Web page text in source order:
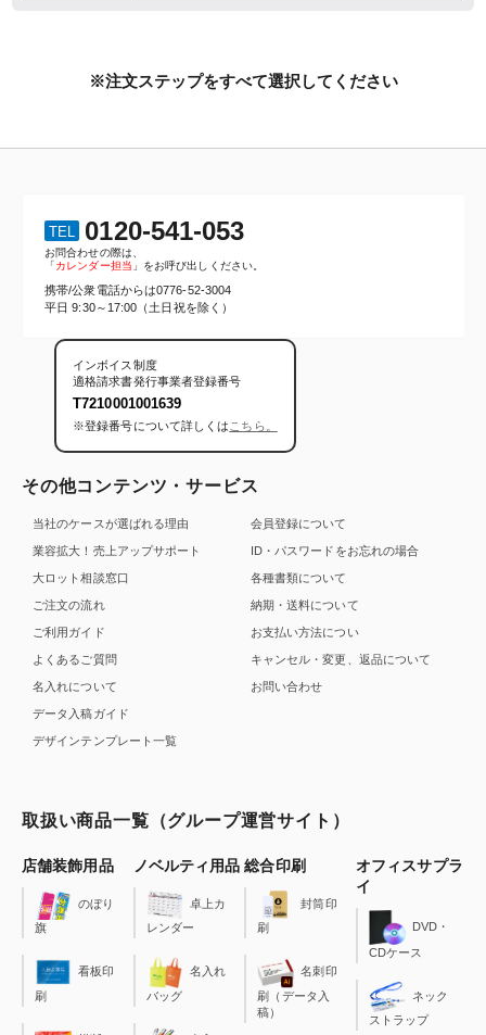
※注文ステップをすべて選択してください
TEL 0120-541-053
お問合わせの際は、
「カレンダー担当 」をお呼び出しください。
携帯/公衆電話からは0776-52-3004
平日 9:30～17:00（土日祝を除く）
インボイス制度
適格請求書発行事業者登録番号
T7210001001639
※登録番号について詳しくは こちら。
その他コンテンツ・サービス
当社のケースが選ばれる理由
業容拡大！売上アップサポート
大ロット相談窓口
ご注文の流れ
ご利用ガイド
よくあるご質問
名入れについて
データ入稿ガイド
デザインテンプレート一覧
会員登録について
ID・パスワードをお忘れの場合
各種書類について
納期・送料について
お支払い方法につい
キャンセル・変更、返品について
お問い合わせ
取扱い商品一覧（グループ運営サイト）
店舗装飾用品
のぼり
旗
看板印
刷
ノベルティ用品
卓上カ
レンダー
名入れ
バッグ
総合印刷
封筒印
刷
名刺印
刷（データ入
稿）
オフィスサプラ
イ
DVD・
CDケース
ネック
ストラップ